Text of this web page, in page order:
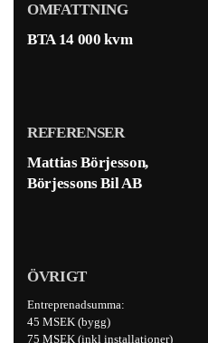
OMFATTNING
BTA 14 000 kvm
REFERENSER
Mattias Börjesson,
Börjessons Bil AB
ÖVRIGT
Entreprenadsumma:
45 MSEK (bygg)
75 MSEK (inkl installationer)